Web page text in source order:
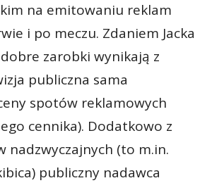
na emitowaniu reklam
i po meczu. Zdaniem Jacka
zarobki wynikają z
publiczna sama
spotów reklamowych
cennika). Dodatkowo z
nadzwyczajnych (to m.in.
publiczny nadawca